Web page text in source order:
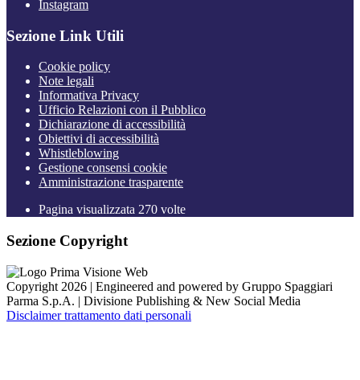
Instagram
Sezione Link Utili
Cookie policy
Note legali
Informativa Privacy
Ufficio Relazioni con il Pubblico
Dichiarazione di accessibilità
Obiettivi di accessibilità
Whistleblowing
Gestione consensi cookie
Amministrazione trasparente
Pagina visualizzata 270 volte
Sezione Copyright
Copyright 2026 | Engineered and powered by Gruppo Spaggiari
Parma S.p.A. | Divisione Publishing & New Social Media
Disclaimer trattamento dati personali